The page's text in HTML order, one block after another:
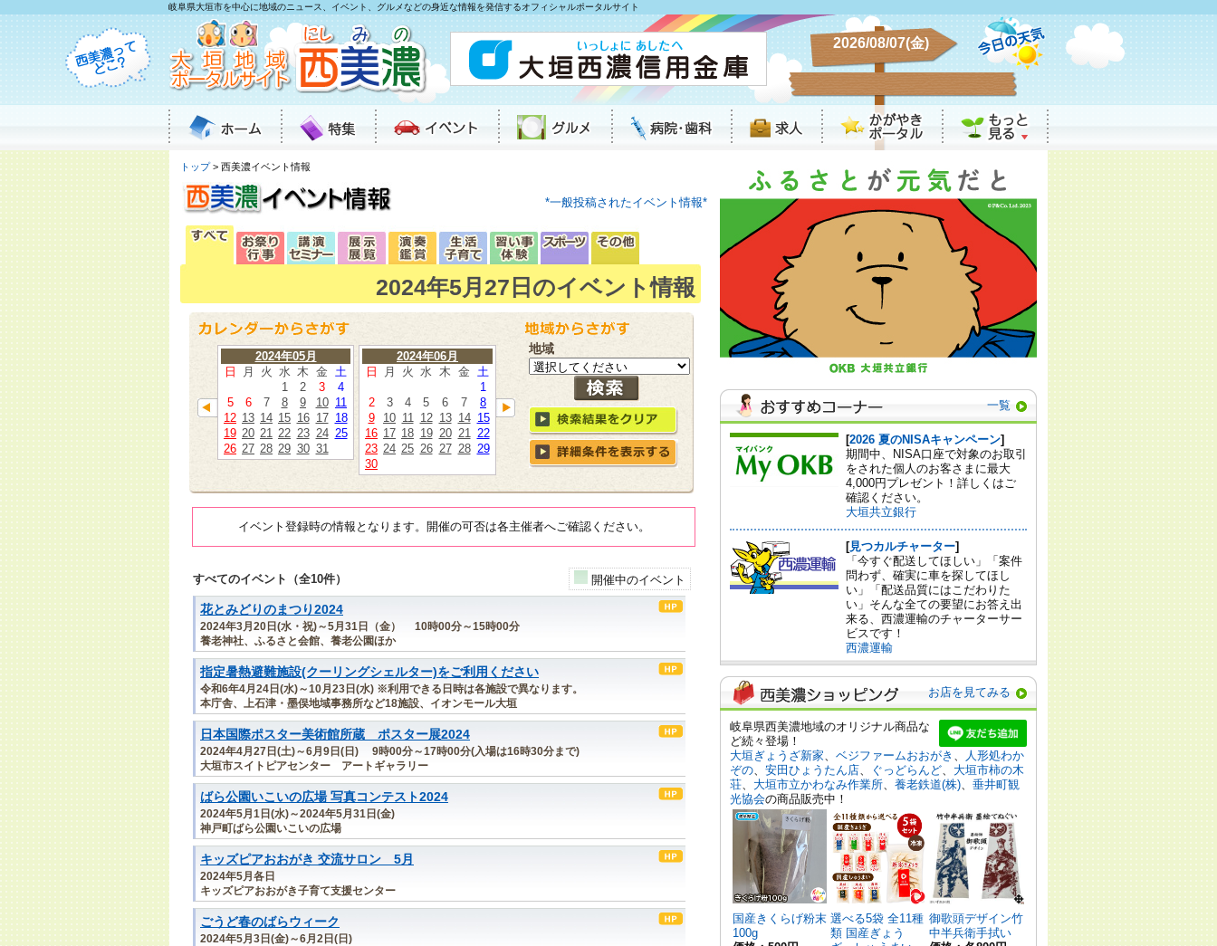
岐阜県大垣市を中心に地域のニュース、イベント、グルメなどの身近な情報を発信するオフィシャルポータルサイト
2026/08/07(金)
トップ> 西美濃イベント情報
*一般投稿されたイベント情報*
2024年5月27日のイベント情報
2024年05月
日
月 火 水 木 金 土
1
2 3
4
5
6 7 8 9 10 11
12 13 14 15 16 17 18
19 20 21 22 23 24 25
26 27 28 29 30 31
2024年06月
日
月 火 水 木 金 土
1
2
3 4 5 6 7
8
9
10 11 12 13 14 15
16 17 18 19 20 21 22
23 24 25 26 27 28 29
30
地域
イベント登録時の情報となります。開催の可否は各主催者へご確認ください。
すべてのイベント（全10件） 開催中のイベント
花とみどりのまつり2024
2024年3月20日(水・祝)～5月31日（金） 10時00分～15時00分
養老神社、ふるさと会館、養老公園ほか
指定暑熱避難施設(クーリングシェルター)をご利用ください
令和6年4月24日(水)～10月23日(水) ※利用できる日時は各施設で異なります。
本庁舎、上石津・墨俣地域事務所など18施設、イオンモール大垣
日本国際ポスター美術館所蔵 ポスター展2024
2024年4月27日(土)～6月9日(日) 9時00分～17時00分(入場は16時30分まで)
大垣市スイトピアセンター アートギャラリー
ばら公園いこいの広場 写真コンテスト2024
2024年5月1日(水)～2024年5月31日(金)
神戸町ばら公園いこいの広場
キッズピアおおがき 交流サロン 5月
2024年5月各日
キッズピアおおがき子育て支援センター
ごうど春のばらウィーク
2024年5月3日(金)～6月2日(日)